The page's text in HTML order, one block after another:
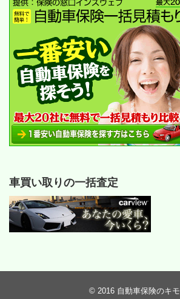
車買い取りの一括査定
© 2016 自動車保険のキモ